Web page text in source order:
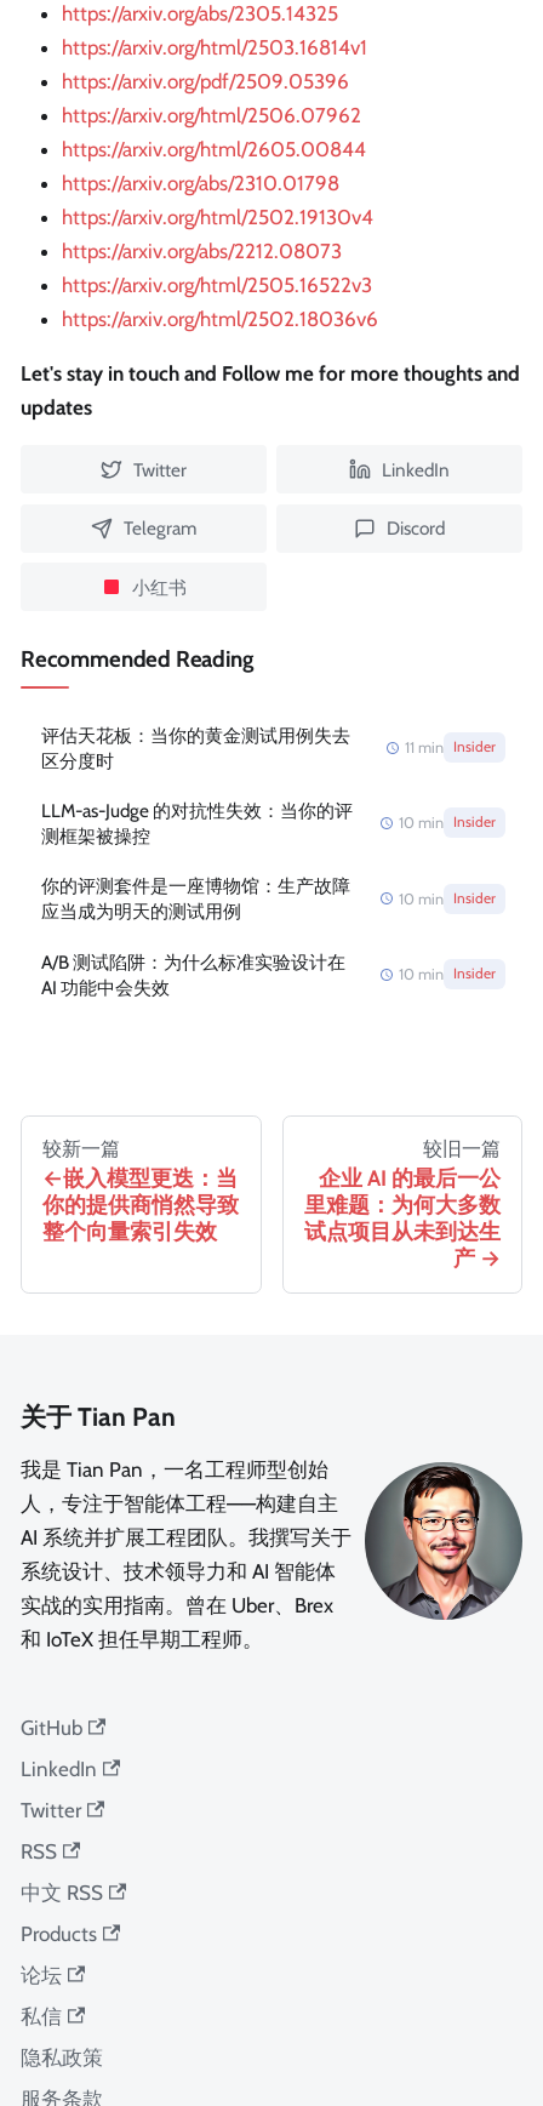
https://arxiv.org/abs/2305.14325
https://arxiv.org/html/2503.16814v1
https://arxiv.org/pdf/2509.05396
https://arxiv.org/html/2506.07962
https://arxiv.org/html/2605.00844
https://arxiv.org/abs/2310.01798
https://arxiv.org/html/2502.19130v4
https://arxiv.org/abs/2212.08073
https://arxiv.org/html/2505.16522v3
https://arxiv.org/html/2502.18036v6
Let's stay in touch and Follow me for more thoughts and
updates
Twitter LinkedIn
Telegram Discord
小红书
Recommended Reading
评估天花板：当你的黄金测试用例失去
区分度时
11 min Insider
LLM-as-Judge 的对抗性失效：当你的评
测框架被操控
10 min Insider
你的评测套件是一座博物馆：生产故障
应当成为明天的测试用例
10 min Insider
A/B 测试陷阱：为什么标准实验设计在
AI 功能中会失效
10 min Insider
较新一篇
嵌入模型更迭：当
你的提供商悄然导致
整个向量索引失效
较旧一篇
企业 AI 的最后一公
里难题：为何大多数
试点项目从未到达生
产
关于 Tian Pan
我是 Tian Pan，一名工程师型创始
人，专注于智能体工程——构建自主
AI 系统并扩展工程团队。我撰写关于
系统设计、技术领导力和 AI 智能体
实战的实用指南。曾在 Uber、Brex
和 IoTeX 担任早期工程师。
GitHub
LinkedIn
Twitter
RSS
中文 RSS
Products
论坛
私信
隐私政策
服务条款